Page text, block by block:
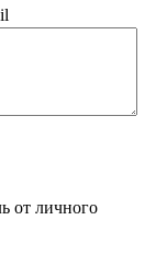
от личного